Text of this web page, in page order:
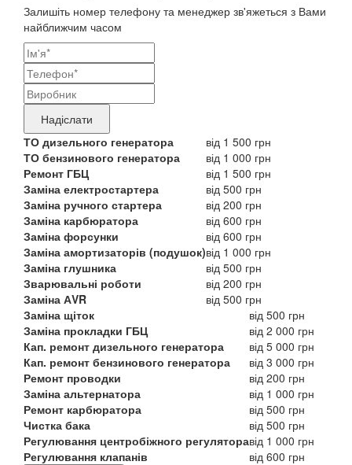
Залишіть номер телефону та менеджер зв'яжеться з Вами
найближчим часом
Ваші
контактні
дані
Назва
бренду
продукту,
що
потребує
ремонту
Надіслати
ТО дизельного генератора
від 1 500 грн
ТО бензинового генератора
від 1 000 грн
Ремонт ГБЦ
від 1 500 грн
Заміна електростартера
від 500 грн
Заміна ручного стартера
від 200 грн
Заміна карбюратора
від 600 грн
Заміна форсунки
від 600 грн
Заміна амортизаторів (подушок)від 1 000 грн
Заміна глушника
від 500 грн
Зварювальні роботи
від 200 грн
Заміна АVR
від 500 грн
Заміна щіток
від 500 грн
Заміна прокладки ГБЦ
від 2 000 грн
Кап. ремонт дизельного генератора
від 5 000 грн
Кап. ремонт бензинового генератора
від 3 000 грн
Ремонт проводки
від 200 грн
Заміна альтернатора
від 1 000 грн
Ремонт карбюратора
від 500 грн
Чистка бака
від 500 грн
Регулювання центробіжного регуляторавід 1 000 грн
Регулювання клапанів
від 600 грн